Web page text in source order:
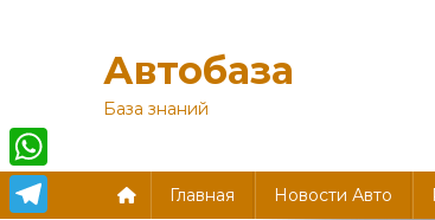
содержимомуАвтобаза
База знаний
Главная Новости Авто
WhatsApp